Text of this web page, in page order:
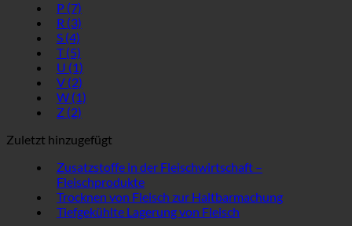
P (7)
R (3)
S (4)
T(5)
U (1)
V (2)
W (1)
Z (2)
Zuletzt hinzugefügt
Zusatzstoffe in der Fleischwirtschaft –
Fleischprodukte
Trocknen von Fleisch zur Haltbarmachung
Tiefgekühlte Lagerung von Fleisch